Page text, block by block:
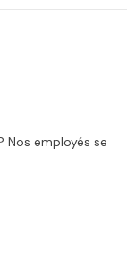
Nos employés se